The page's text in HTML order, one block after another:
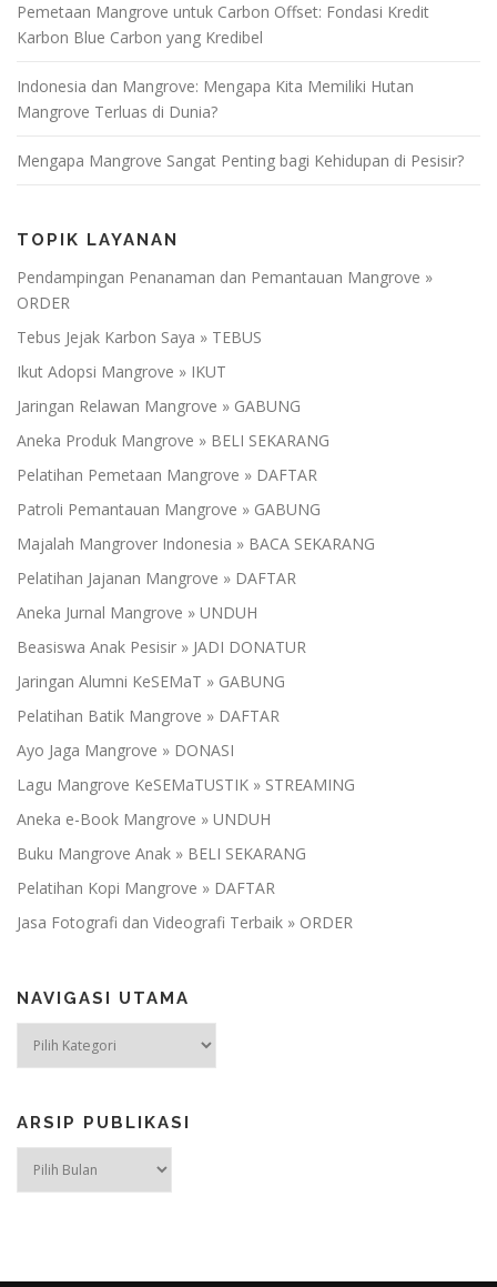
Pemetaan Mangrove untuk Carbon Offset: Fondasi Kredit
Karbon Blue Carbon yang Kredibel
Indonesia dan Mangrove: Mengapa Kita Memiliki Hutan
Mangrove Terluas di Dunia?
Mengapa Mangrove Sangat Penting bagi Kehidupan di Pesisir?
TOPIK LAYANAN
Pendampingan Penanaman dan Pemantauan Mangrove »
ORDER
Tebus Jejak Karbon Saya » TEBUS
Ikut Adopsi Mangrove » IKUT
Jaringan Relawan Mangrove » GABUNG
Aneka Produk Mangrove » BELI SEKARANG
Pelatihan Pemetaan Mangrove » DAFTAR
Patroli Pemantauan Mangrove » GABUNG
Majalah Mangrover Indonesia » BACA SEKARANG
Pelatihan Jajanan Mangrove » DAFTAR
Aneka Jurnal Mangrove » UNDUH
Beasiswa Anak Pesisir » JADI DONATUR
Jaringan Alumni KeSEMaT » GABUNG
Pelatihan Batik Mangrove » DAFTAR
Ayo Jaga Mangrove » DONASI
Lagu Mangrove KeSEMaTUSTIK » STREAMING
Aneka e-Book Mangrove » UNDUH
Buku Mangrove Anak » BELI SEKARANG
Pelatihan Kopi Mangrove » DAFTAR
Jasa Fotografi dan Videografi Terbaik » ORDER
NAVIGASI UTAMA
UTAMA
ARSIP PUBLIKASI
PUBLIKASI